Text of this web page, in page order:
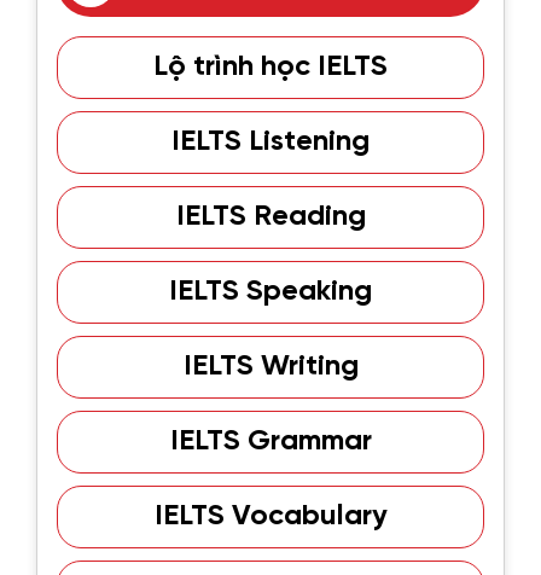
Lộ trình học IELTS
IELTS Listening
IELTS Reading
IELTS Speaking
IELTS Writing
IELTS Grammar
IELTS Vocabulary